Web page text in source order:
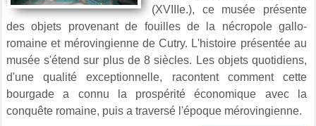
(XVIIIe.), ce musée présente
des objets provenant de fouilles de la nécropole gallo-
romaine et mérovingienne de Cutry. L'histoire présentée au
musée s'étend sur plus de 8 siècles. Les objets quotidiens,
d'une qualité exceptionnelle, racontent comment cette
bourgade a connu la prospérité économique avec la
conquête romaine, puis a traversé l'époque mérovingienne.